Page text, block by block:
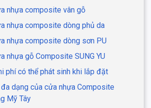
nhựa composite vân gỗ
nhựa composite dòng phủ da
nhựa composite dòng sơn PU
nhựa gỗ Composite SUNG YU
phí có thể phát sinh khi lắp đặt
dạng của cửa nhựa Composite
Mỹ Tây